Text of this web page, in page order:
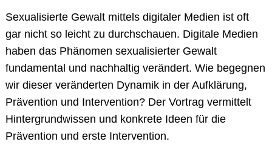
Sexualisierte Gewalt mittels digitaler Medien ist oft
gar nicht so leicht zu durchschauen. Digitale Medien
haben das Phänomen sexualisierter Gewalt
fundamental und nachhaltig verändert. Wie begegnen
wir dieser veränderten Dynamik in der Aufklärung,
Prävention und Intervention? Der Vortrag vermittelt
Hintergrundwissen und konkrete Ideen für die
Prävention und erste Intervention.